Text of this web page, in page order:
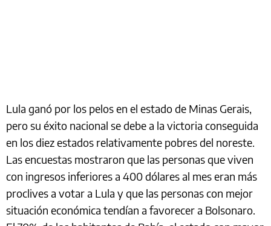
Lula ganó por los pelos en el estado de Minas Gerais,
pero su éxito nacional se debe a la victoria conseguida
en los diez estados relativamente pobres del noreste.
Las encuestas mostraron que las personas que viven
con ingresos inferiores a 400 dólares al mes eran más
proclives a votar a Lula y que las personas con mejor
situación económica tendían a favorecer a Bolsonaro.